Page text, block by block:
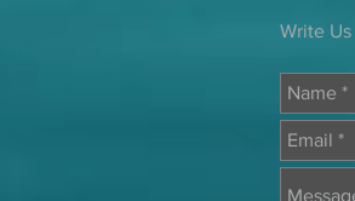
Write Us